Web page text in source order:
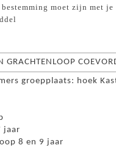
moet zijn met je
groepplaats: hoek
jaar
8 en 9 jaar